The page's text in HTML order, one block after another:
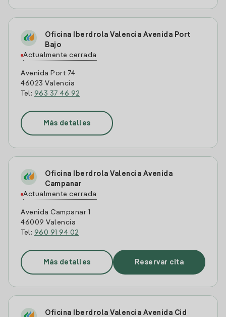
Oficina Iberdrola Valencia Avenida Port
Bajo
Actualmente cerrada
Avenida Port 74
46023 Valencia
Tel: 963 37 46 92
Más detalles
Oficina Iberdrola Valencia Avenida
Campanar
Actualmente cerrada
Avenida Campanar 1
46009 Valencia
Tel: 960 91 94 02
Más detalles Reservar cita
Oficina Iberdrola Valencia Avenida Cid